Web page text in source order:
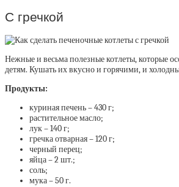
С гречкой
Нежные и весьма полезные котлеты, которые
детям. Кушать их вкусно и горячими, и
Продукты:
куриная печень – 430 г;
растительное масло;
лук – 140 г;
гречка отварная – 120 г;
черный перец;
яйца – 2 шт.;
соль;
мука – 50 г.